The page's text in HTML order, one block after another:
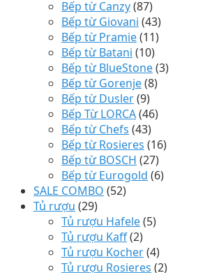
Bếp từ Canzy(87)
Bếp từ Giovani (43)
Bếp từ Pramie(11)
Bếp từ Batani (10)
Bếp từ BlueStone(3)
Bếp từ Gorenje(8)
Bếp từ Dusler(9)
Bếp Từ LORCA(46)
Bếp từ Chefs (43)
Bếp từ Rosieres (16)
Bếp từ BOSCH (27)
Bếp từ Eurogold (6)
SALE COMBO (52)
Tủ rượu (29)
Tủ rượu Hafele(5)
Tủ rượu Kaff(2)
Tủ rượu Kocher(4)
Tủ rượu Rosieres (2)